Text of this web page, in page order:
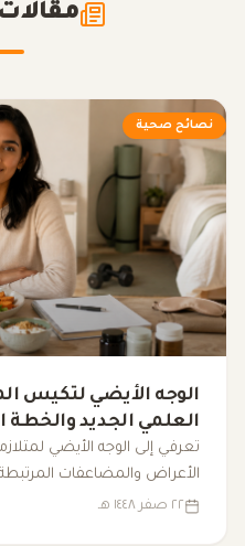
نصائح صحية
الوجه الأيضي لتكيس
العلمي الجديد والخطة
لضبط الهرمونات
تعرفي إلى الوجه الأيضي
الأعراض والمضاعفات
المؤشر الجلايسيمي، والرياضة،
٢٢ صفر ١٤٤٨ هـ